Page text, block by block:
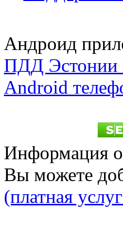
Андроид
ПДД Эстонии
Android
Информация
Вы можете
(платная